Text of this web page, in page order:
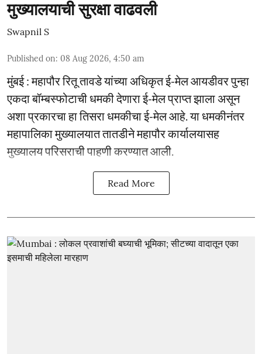
मुख्यालयाची सुरक्षा वाढवली
Swapnil S
Published on: 08 Aug 2026, 4:50 am
मुंबई : महापौर रितू तावडे यांच्या अधिकृत ई-मेल आयडीवर पुन्हा
एकदा बॉम्बस्फोटाची धमकी देणारा ई-मेल प्राप्त झाला असून
अशा प्रकारचा हा तिसरा धमकीचा ई-मेल आहे. या धमकीनंतर
महापालिका मुख्यालयात तातडीने महापौर कार्यालयासह
मुख्यालय परिसराची पाहणी करण्यात आली.
Read More